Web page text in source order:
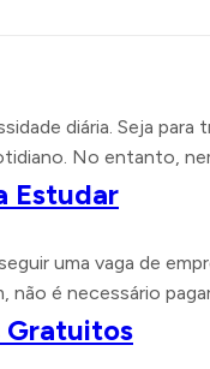
diária. Seja
No entanto,
Estudar
uma vaga de
é necessário
Gratuitos